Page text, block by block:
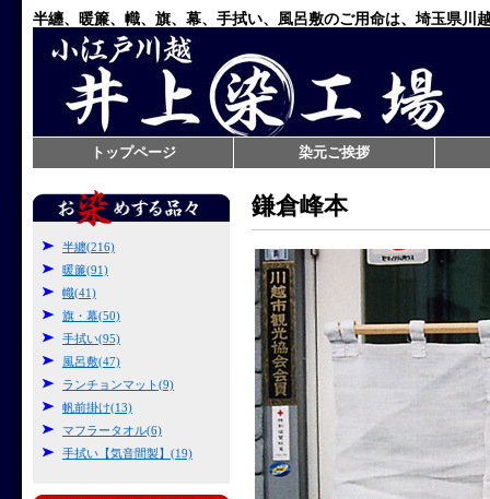
半纏、暖簾、幟、旗、幕、手拭い、風呂敷のご用命は、埼玉県
トップページ 染元ご挨拶
鎌倉峰本
半纏(216)
暖簾(91)
幟(41)
旗・幕(50)
手拭い(95)
風呂敷(47)
ランチョンマット(9)
帆前掛け(13)
マフラータオル(6)
手拭い【気音間製】(19)